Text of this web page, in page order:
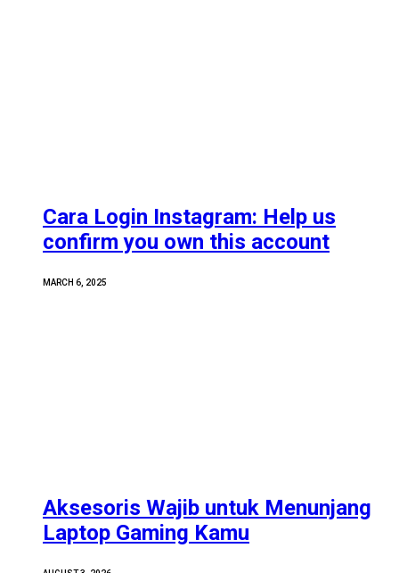
Cara Login Instagram: Help us
confirm you own this account
MARCH 6, 2025
Aksesoris Wajib untuk Menunjang
Laptop Gaming Kamu